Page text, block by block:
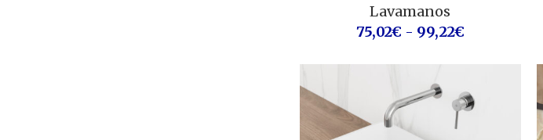
Lavamanos
75,02€ - 99,22€